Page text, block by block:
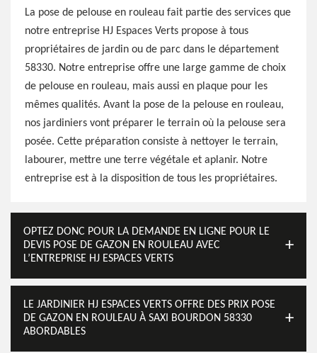
La pose de pelouse en rouleau fait partie des services que
notre entreprise HJ Espaces Verts propose à tous
propriétaires de jardin ou de parc dans le département
58330. Notre entreprise offre une large gamme de choix
de pelouse en rouleau, mais aussi en plaque pour les
mêmes qualités. Avant la pose de la pelouse en rouleau,
nos jardiniers vont préparer le terrain où la pelouse sera
posée. Cette préparation consiste à nettoyer le terrain,
labourer, mettre une terre végétale et aplanir. Notre
entreprise est à la disposition de tous les propriétaires.
OPTEZ DONC POUR LA DEMANDE EN LIGNE POUR LE
DEVIS POSE DE GAZON EN ROULEAU AVEC
L’ENTREPRISE HJ ESPACES VERTS
LE JARDINIER HJ ESPACES VERTS OFFRE DES PRIX POSE
DE GAZON EN ROULEAU À SAXI BOURDON 58330
ABORDABLES